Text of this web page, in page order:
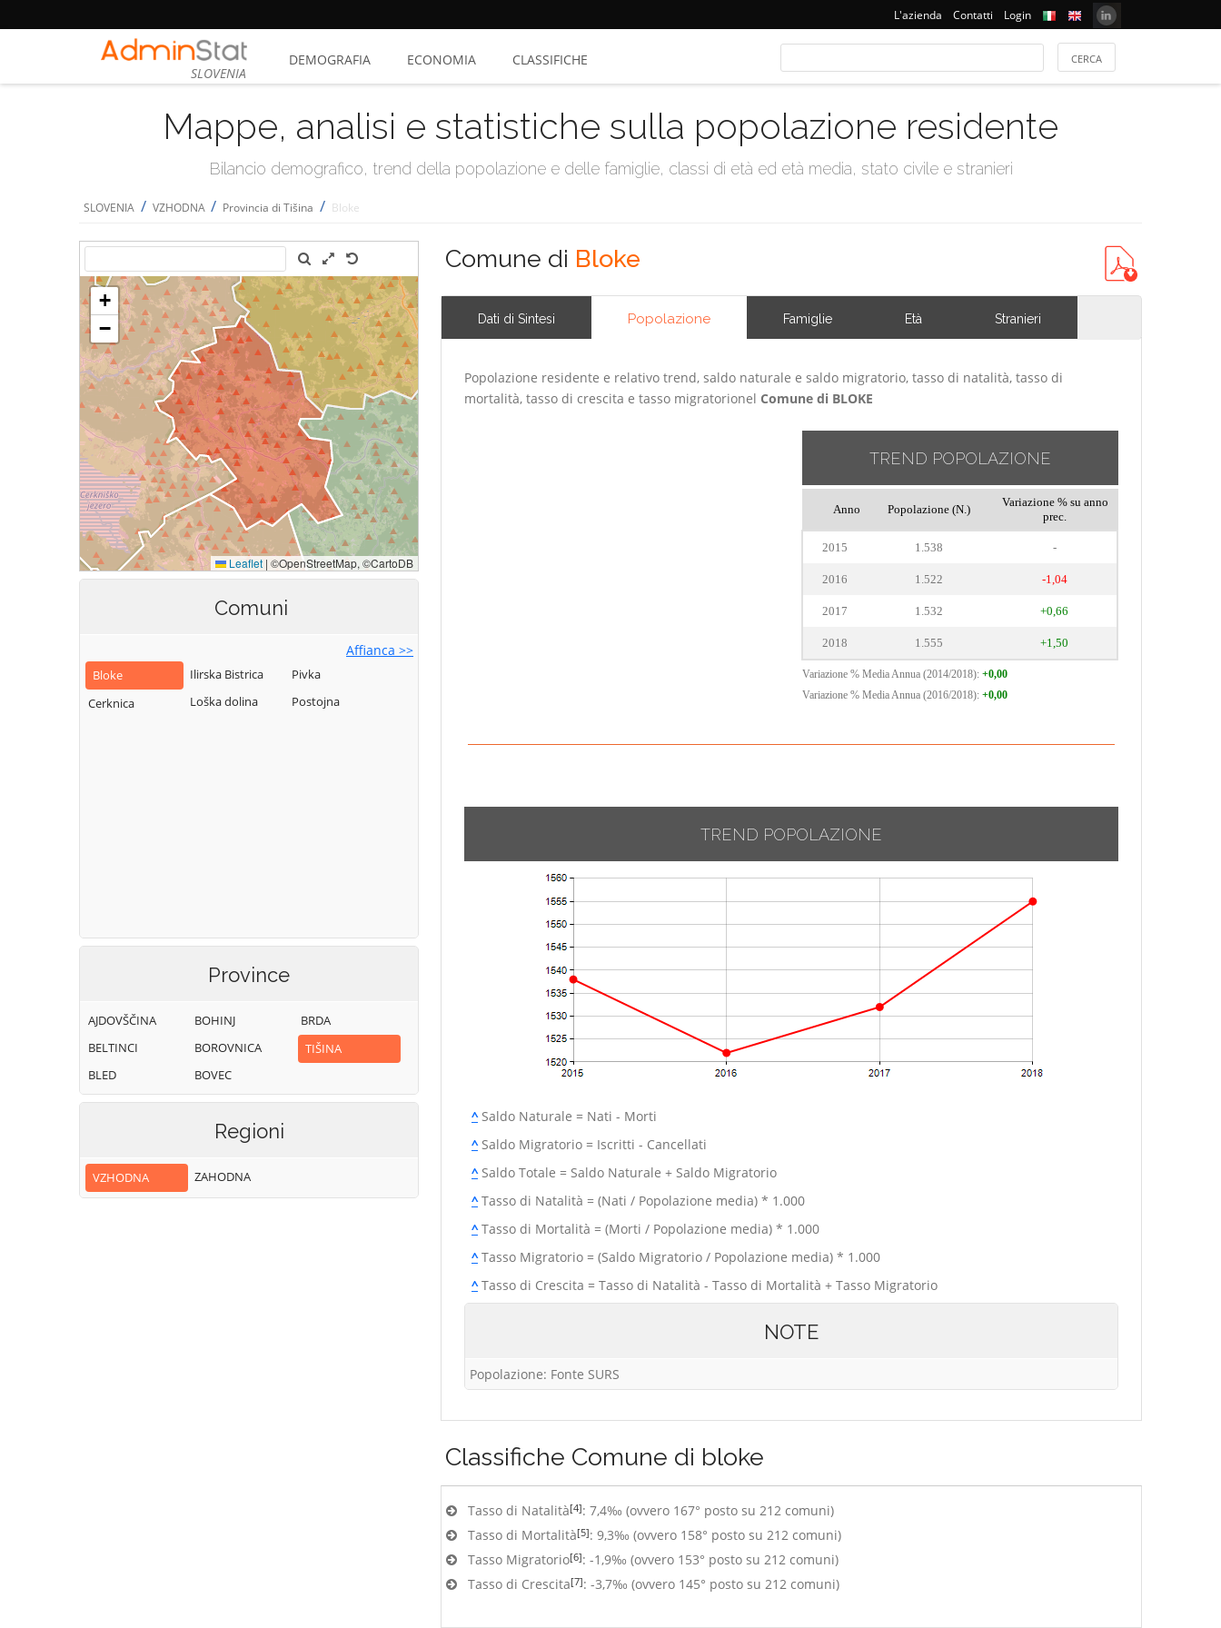
L'azienda Contatti Login
SLOVENIA
DEMOGRAFIA ECONOMIA CLASSIFICHE
Mappe, analisi e statistiche sulla popolazione residente
Bilancio demografico, trend della popolazione e delle famiglie, classi di età ed età media, stato civile e stranieri
SLOVENIA / VZHODNA / Provincia di Tišina / Bloke
Comuni
Affianca >>
Bloke
Cerknica
Ilirska Bistrica
Loška dolina
Pivka
Postojna
Province
AJDOVŠČINA
BELTINCI
BLED
BOHINJ
BOROVNICA
BOVEC
BRDA
TIŠINA
Regioni
VZHODNA ZAHODNA
Comune di Bloke
Dati di Sintesi Popolazione Famiglie Età Stranieri
Popolazione residente e relativo trend, saldo naturale e saldo migratorio, tasso di natalità, tasso di
mortalità, tasso di crescita e tasso migratorionel Comune di BLOKE
TREND POPOLAZIONE
Anno Popolazione (N.)
Variazione % su anno
prec.
2015 1.538 -
2016 1.522 -1,04
2017 1.532 +0,66
2018 1.555 +1,50
Variazione % Media Annua (2014/2018): +0,00
Variazione % Media Annua (2016/2018): +0,00
TREND POPOLAZIONE
^Saldo Naturale = Nati - Morti
^Saldo Migratorio = Iscritti - Cancellati
^Saldo Totale = Saldo Naturale + Saldo Migratorio
^Tasso di Natalità = (Nati / Popolazione media) * 1.000
^Tasso di Mortalità = (Morti / Popolazione media) * 1.000
^Tasso Migratorio = (Saldo Migratorio / Popolazione media) * 1.000
^Tasso di Crescita = Tasso di Natalità - Tasso di Mortalità + Tasso Migratorio
NOTE
Popolazione: Fonte SURS
Classifiche Comune di bloke
Tasso di Natalità[4]: 7,4‰ (ovvero 167° posto su 212 comuni)
Tasso di Mortalità[5]: 9,3‰ (ovvero 158° posto su 212 comuni)
Tasso Migratorio[6]: -1,9‰ (ovvero 153° posto su 212 comuni)
Tasso di Crescita[7]: -3,7‰ (ovvero 145° posto su 212 comuni)